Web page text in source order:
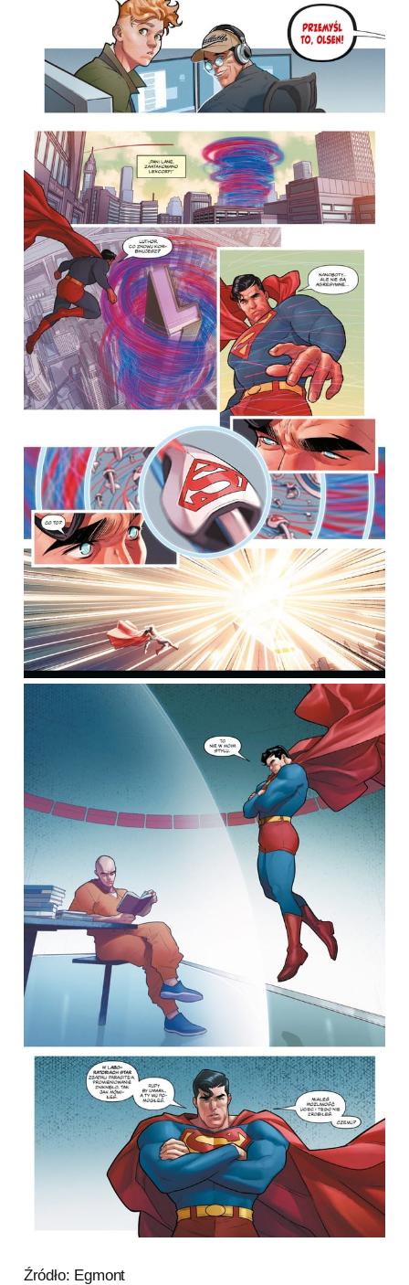
Źródło: Egmont